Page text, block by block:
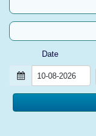
Date